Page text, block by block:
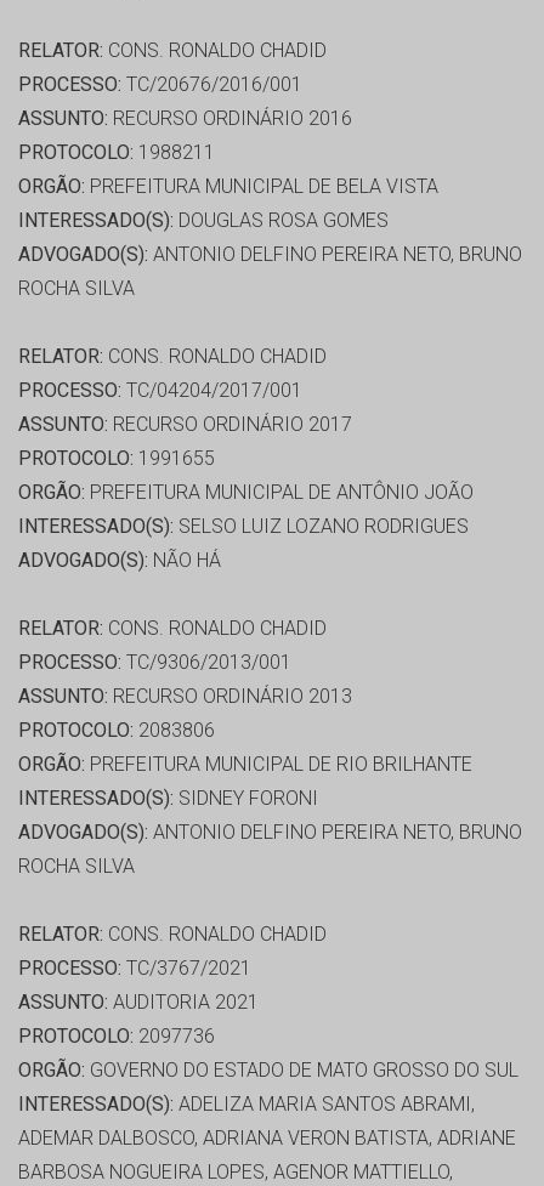
RELATOR: CONS. RONALDO CHADID
PROCESSO: TC/20676/2016/001
ASSUNTO: RECURSO ORDINÁRIO 2016
PROTOCOLO: 1988211
ORGÃO: PREFEITURA MUNICIPAL DE BELA VISTA
INTERESSADO(S): DOUGLAS ROSA GOMES
ADVOGADO(S): ANTONIO DELFINO PEREIRA NETO, BRUNO
ROCHA SILVA
RELATOR: CONS. RONALDO CHADID
PROCESSO: TC/04204/2017/001
ASSUNTO: RECURSO ORDINÁRIO 2017
PROTOCOLO: 1991655
ORGÃO: PREFEITURA MUNICIPAL DE ANTÔNIO JOÃO
INTERESSADO(S): SELSO LUIZ LOZANO RODRIGUES
ADVOGADO(S): NÃO HÁ
RELATOR: CONS. RONALDO CHADID
PROCESSO: TC/9306/2013/001
ASSUNTO: RECURSO ORDINÁRIO 2013
PROTOCOLO: 2083806
ORGÃO: PREFEITURA MUNICIPAL DE RIO BRILHANTE
INTERESSADO(S): SIDNEY FORONI
ADVOGADO(S): ANTONIO DELFINO PEREIRA NETO, BRUNO
ROCHA SILVA
RELATOR: CONS. RONALDO CHADID
PROCESSO: TC/3767/2021
ASSUNTO: AUDITORIA 2021
PROTOCOLO: 2097736
ORGÃO: GOVERNO DO ESTADO DE MATO GROSSO DO SUL
INTERESSADO(S): ADELIZA MARIA SANTOS ABRAMI,
ADEMAR DALBOSCO, ADRIANA VERON BATISTA, ADRIANE
BARBOSA NOGUEIRA LOPES, AGENOR MATTIELLO,